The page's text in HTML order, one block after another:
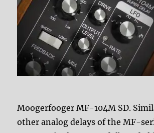
Moogerfooger MF-104M SD.
other analog delays of the MF-